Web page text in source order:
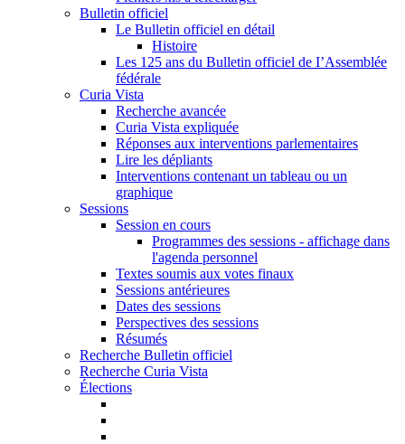
Bulletin officiel
Le Bulletin officiel en détail
Histoire
Les 125 ans du Bulletin officiel de I’Assemblée
fédérale
Curia Vista
Recherche avancée
Curia Vista expliquée
Réponses aux interventions parlementaires
Lire les dépliants
Interventions contenant un tableau ou un
graphique
Sessions
Session en cours
Programmes des sessions - affichage dans
l'agenda personnel
Textes soumis aux votes finaux
Sessions antérieures
Dates des sessions
Perspectives des sessions
Résumés
Recherche Bulletin officiel
Recherche Curia Vista
Élections